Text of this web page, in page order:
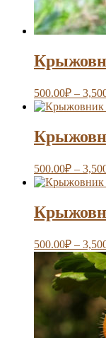
500.00₽ –
500.00₽ –
500.00₽ –